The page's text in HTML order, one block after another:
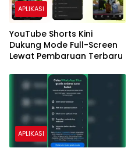
APLIKASI
YouTube Shorts Kini
Dukung Mode Full-Screen
Lewat Pembaruan Terbaru
APLIKASI